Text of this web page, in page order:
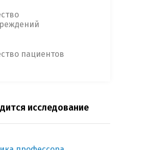
пациентов
исследование